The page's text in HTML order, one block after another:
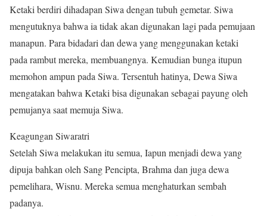
Ketaki berdiri dihadapan Siwa dengan tubuh gemetar. Siwa
mengutuknya bahwa ia tidak akan digunakan lagi pada pemujaan
manapun. Para bidadari dan dewa yang menggunakan ketaki
pada rambut mereka, membuangnya. Kemudian bunga itupun
memohon ampun pada Siwa. Tersentuh hatinya, Dewa Siwa
mengatakan bahwa Ketaki bisa digunakan sebagai payung oleh
pemujanya saat memuja Siwa.
Keagungan Siwaratri
Setelah Siwa melakukan itu semua, Iapun menjadi dewa yang
dipuja bahkan oleh Sang Pencipta, Brahma dan juga dewa
pemelihara, Wisnu. Mereka semua menghaturkan sembah
padanya.